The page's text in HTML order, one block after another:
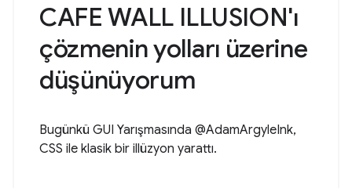
CAFE WALL ILLUSION'ı
çözmenin yolları üzerine
düşünüyorum
Bugünkü GUI Yarışmasında @AdamArgyleInk,
CSS ile klasik bir illüzyon yarattı.